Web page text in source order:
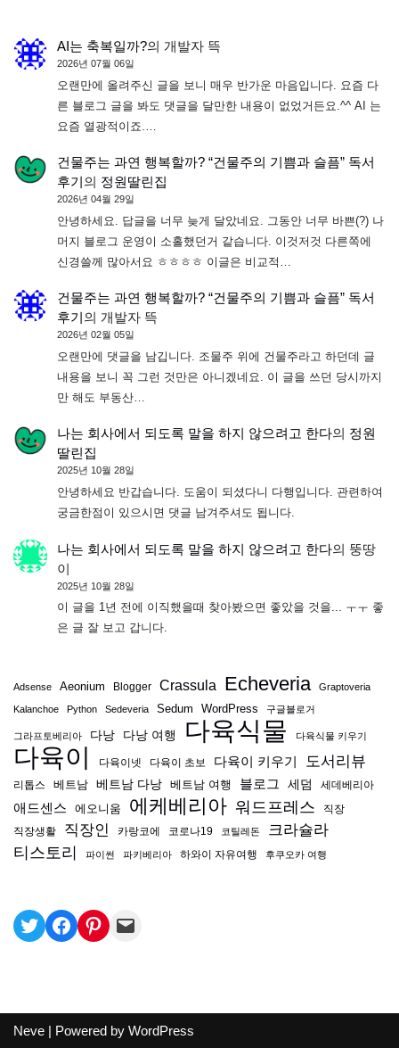
AI는 축복일까?의 개발자 뜩
2026년 07월 06일
오랜만에 올려주신 글을 보니 매우 반가운 마음입니다. 요즘 다
른 블로그 글을 봐도 댓글을 달만한 내용이 없었거든요.^^ AI 는
요즘 열광적이죠.…
건물주는 과연 행복할까? “건물주의 기쁨과 슬픔” 독서
후기의 정원딸린집
2026년 04월 29일
안녕하세요. 답글을 너무 늦게 달았네요. 그동안 너무 바쁜(?) 나
머지 블로그 운영이 소홀했던거 같습니다. 이것저것 다른쪽에
신경쓸께 많아서요 ㅎㅎㅎㅎ 이글은 비교적…
건물주는 과연 행복할까? “건물주의 기쁨과 슬픔” 독서
후기의 개발자 뜩
2026년 02월 05일
오랜만에 댓글을 남깁니다. 조물주 위에 건물주라고 하던데 글
내용을 보니 꼭 그런 것만은 아니겠네요. 이 글을 쓰던 당시까지
만 해도 부동산…
나는 회사에서 되도록 말을 하지 않으려고 한다의 정원
딸린집
2025년 10월 28일
안녕하세요 반갑습니다. 도움이 되셨다니 다행입니다. 관련하여
궁금한점이 있으시면 댓글 남겨주셔도 됩니다.
나는 회사에서 되도록 말을 하지 않으려고 한다의 뚱땅
이
2025년 10월 28일
이 글을 1년 전에 이직했을때 찾아봤으면 좋았을 것을... ㅜㅜ 좋
은 글 잘 보고 갑니다.
Adsense Aeonium Blogger Crassula Echeveria Graptoveria
Kalanchoe Python Sedeveria Sedum WordPress 구글블로거
그라프토베리아 다낭 다낭 여행 다육식물 다육식물 키우기
다육이 다육이넷 다육이 초보 다육이 키우기 도서리뷰
리톱스 베트남 베트남 다낭 베트남 여행 블로그 세덤 세데베리아
애드센스 에오니움 에케베리아 워드프레스
직장
직장생활
직장인 카랑코에 코로나19 코틸레돈 크라슐라
티스토리 파이썬 파키베리아 하와이 자유여행 후쿠오카 여행
Neve | Powered by WordPress